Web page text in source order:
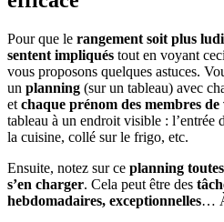
Pour que le rangement soit plus
sentent impliqués tout en voyant
vous proposons quelques astuces.
un planning (sur un tableau) avec
et chaque prénom des membres
tableau à un endroit visible : l’entrée
la cuisine, collé sur le frigo, etc.
Ensuite, notez sur ce planning
s’en charger. Cela peut être des
hebdomadaires, exceptionnelles…